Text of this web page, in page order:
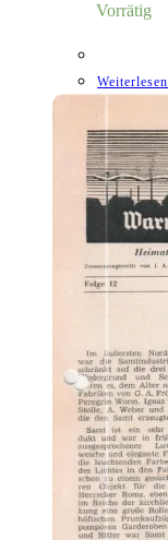
Vorrätig
Weiterlesen